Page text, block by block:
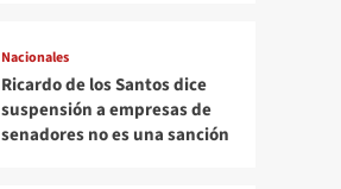
Nacionales
Ricardo de los Santos dice
suspensión a empresas de
senadores no es una sanción